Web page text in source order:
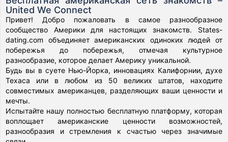
United We Connect
Привет! Добро пожаловать в самое разнообразное
сообщество Америки для настоящих знакомств. States-
dating.com объединяет американских одиноких людей от
побережья до побережья, отмечая культурное
разнообразие, которое делает Америку уникальной.
Будь вы в суете Нью-Йорка, инновациях Калифорнии, духе
Техаса или в любом из 50 великих штатов, находите
совместимых американцев, разделяющих ваши ценности и
мечты.
Испытайте нашу полностью бесплатную платформу, которая
воплощает американские ценности возможностей,
разнообразия и стремления к счастью через значимые